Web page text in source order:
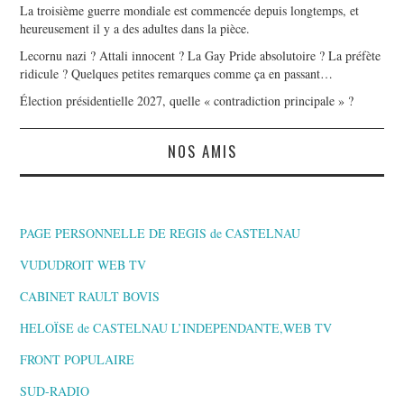
La troisième guerre mondiale est commencée depuis longtemps, et
heureusement il y a des adultes dans la pièce.
Lecornu nazi ? Attali innocent ? La Gay Pride absolutoire ? La préfète
ridicule ? Quelques petites remarques comme ça en passant…
Élection présidentielle 2027, quelle « contradiction principale » ?
NOS AMIS
PAGE PERSONNELLE DE REGIS de CASTELNAU
VUDUDROIT WEB TV
CABINET RAULT BOVIS
HELOÏSE de CASTELNAU L’INDEPENDANTE,WEB TV
FRONT POPULAIRE
SUD-RADIO